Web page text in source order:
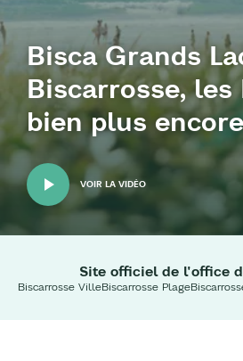
Bisca Grands
Biscarrosse, les
bien plus
VOIR LA VIDÉO
Site officiel de l'office
Biscarrosse VilleBiscarrosse Plage